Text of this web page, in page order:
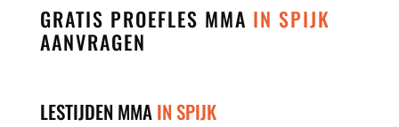
GRATIS PROEFLES MMA IN SPIJK
AANVRAGEN
LESTIJDEN MMAIN SPIJK